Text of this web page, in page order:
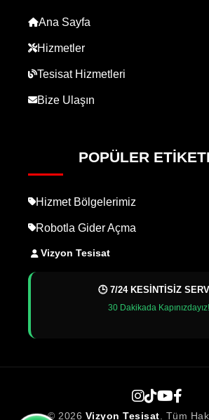
Ana Sayfa
Hizmetler
Tesisat Hizmetleri
Bize Ulaşın
POPÜLER
Hizmet Bölgelerimiz
Robotla Gider Açma
Vizyon Tesisat
🕒 7/24 KESİNTİSİZ
30 Dakikada Kapınızdayız!
© 2026 Vizyon Tesisat. Tüm